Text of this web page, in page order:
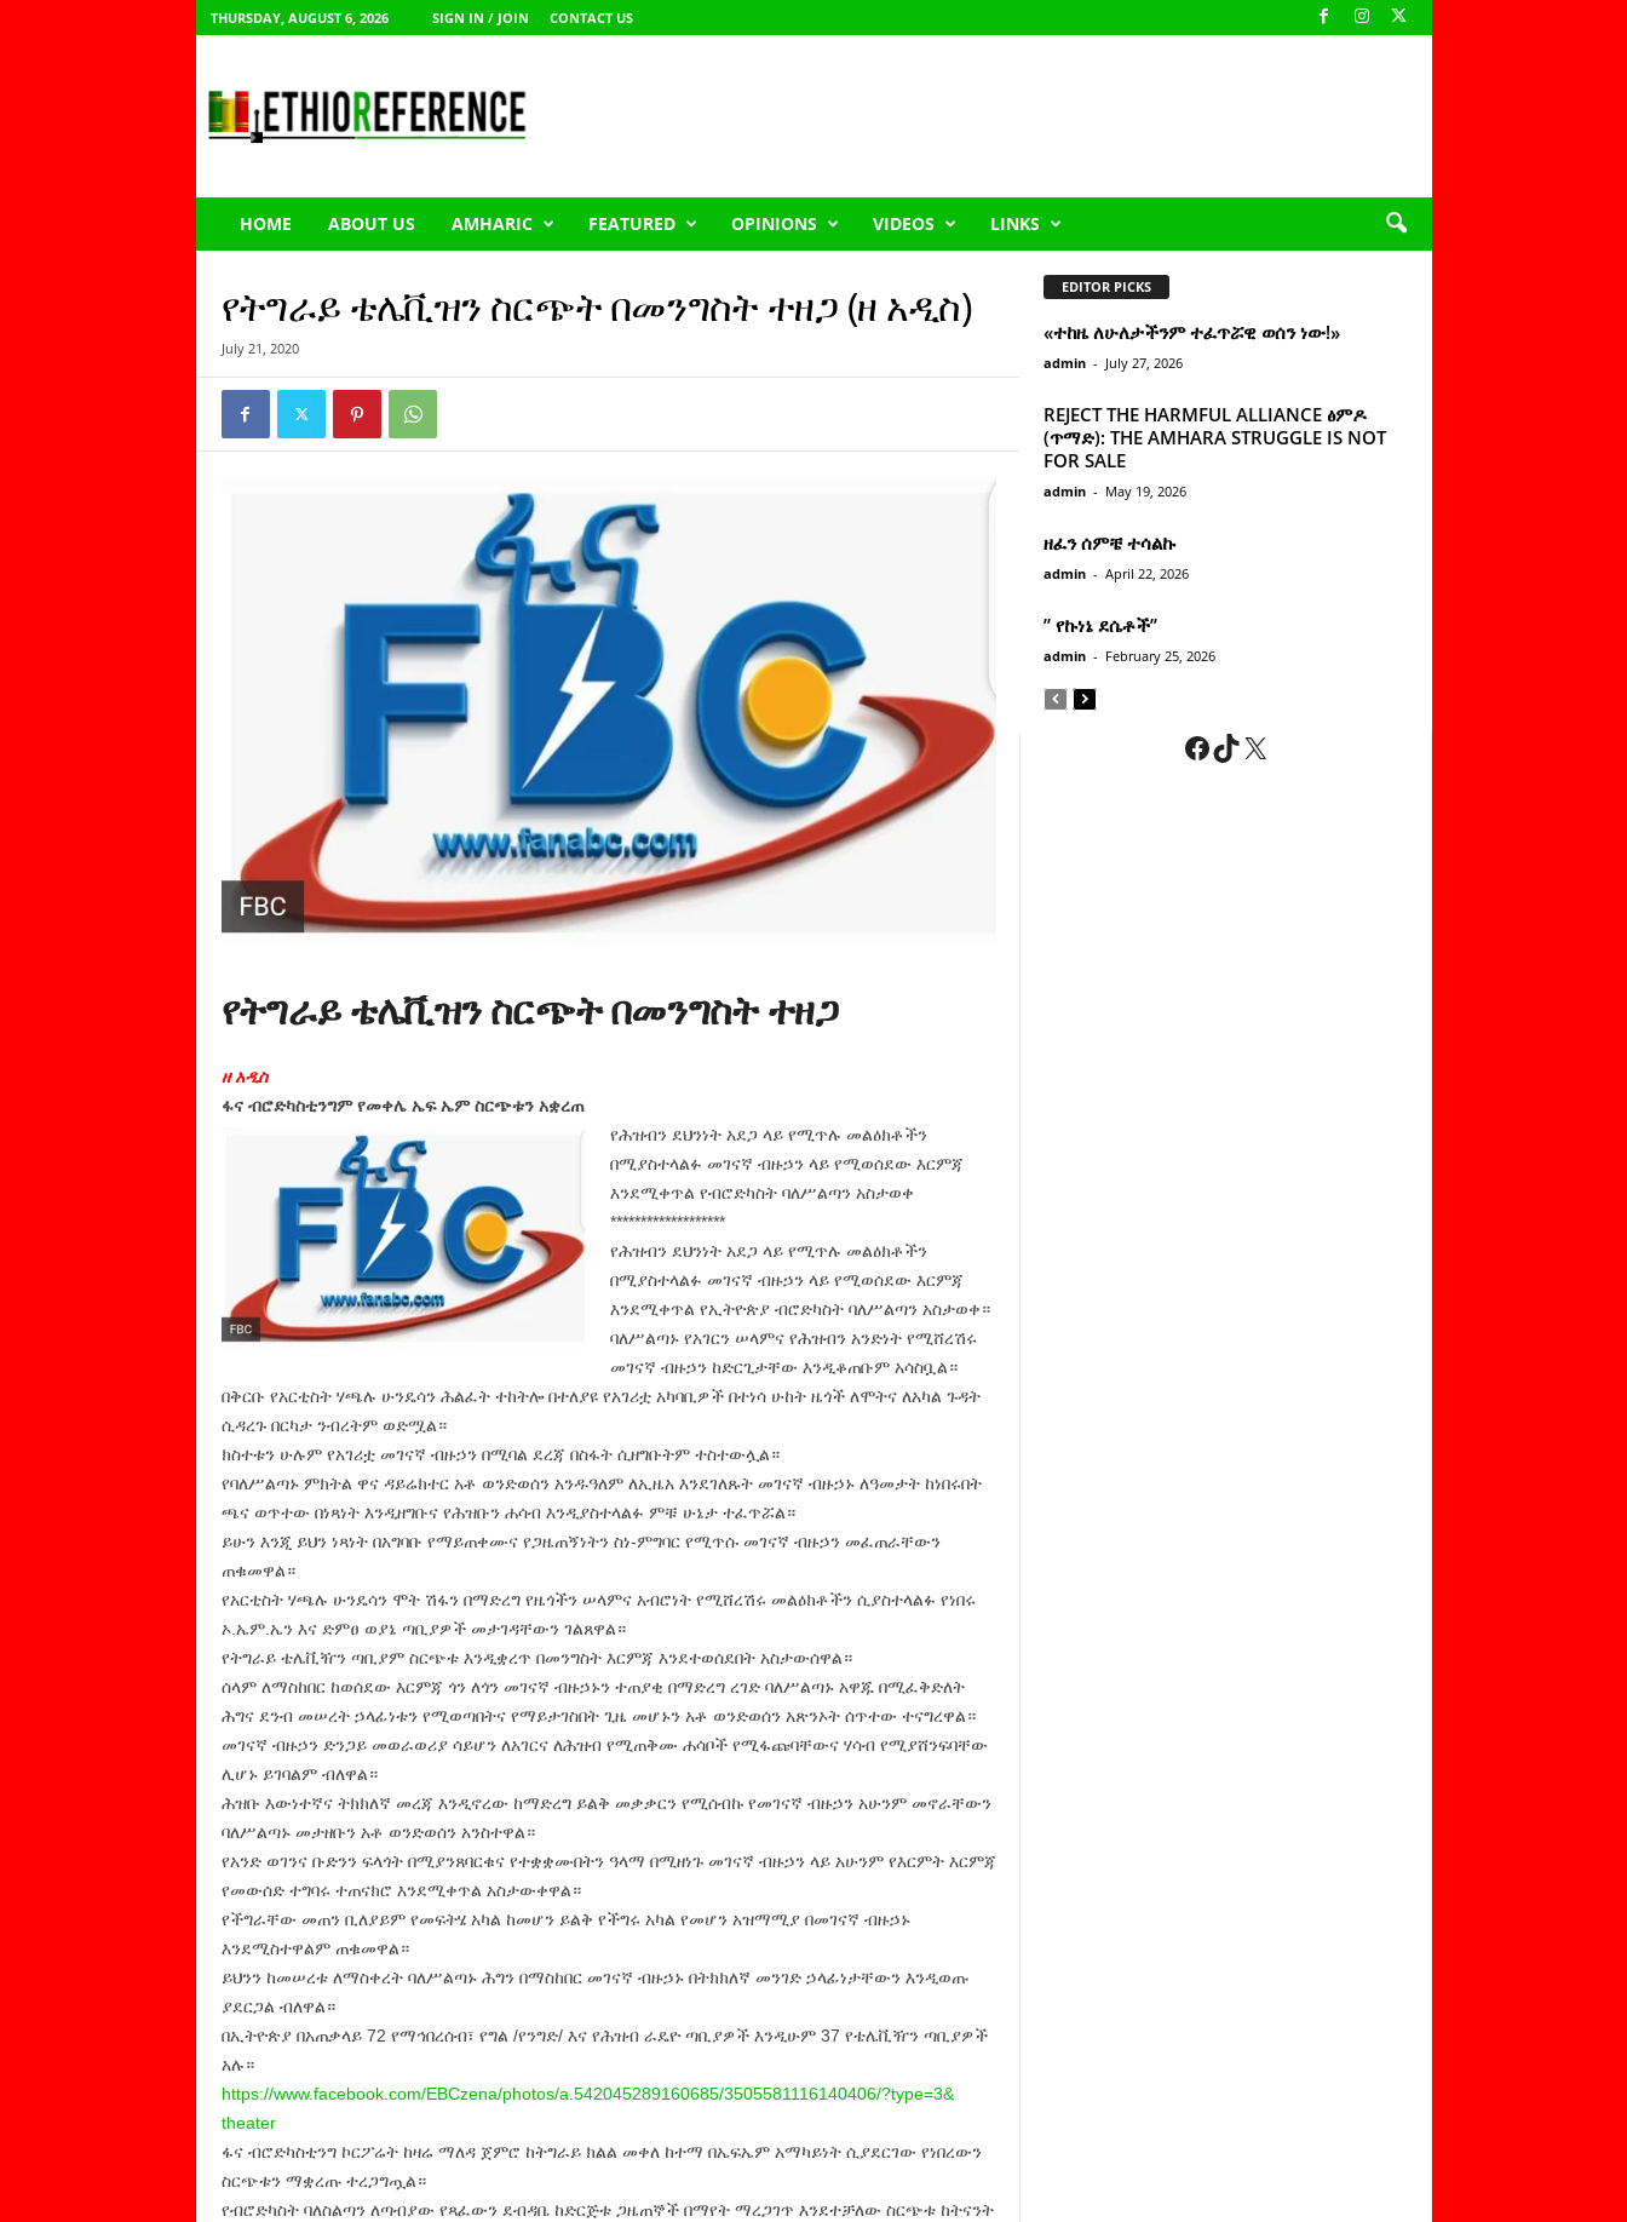
THURSDAY, AUGUST 6, 2026 SIGN IN / JOIN CONTACT US
h
HOME ABOUT US AMHARIC FEATURED OPINIONS VIDEOS LINKS
የትግራይ ቴሌቪዝን ስርጭት በመንግስት ተዘጋ (ዘ አዲስ)
July 21, 2020
የትግራይ ቴሌቪዝን ስርጭት በመንግስት ተዘጋ
ዘ አዲስ
ፋና ብሮድካስቲንግም የመቀሌ ኤፍ ኤም ስርጭቱን አቋረጠ
የሕዝብን ደህንነት አደጋ ላይ የሚጥሉ መልዕክቶችን
በሚያስተላልፉ መገናኛ ብዙኃን ላይ የሚወሰደው እርምጃ
እንደሚቀጥል የብሮድካስት ባለሥልጣን አስታወቀ
*******************
የሕዝብን ደህንነት አደጋ ላይ የሚጥሉ መልዕክቶችን
በሚያስተላልፉ መገናኛ ብዙኃን ላይ የሚወሰደው እርምጃ
እንደሚቀጥል የኢትዮጵያ ብሮድካስት ባለሥልጣን አስታወቀ።
ባለሥልጣኑ የአገርን ሠላምና የሕዝብን አንድነት የሚሸረሽሩ
መገናኛ ብዙኃን ከድርጊታቸው እንዲቆጠቡም አሳስቧል።
በቅርቡ የአርቲስት ሃጫሉ ሁንዴሳን ሕልፈት ተከትሎ በተለያዩ የአገሪቷ አካባቢዎች በተነሳ ሁከት ዜጎች ለሞትና ለአካል ጉዳት
ሲዳረጉ በርካታ ንብረትም ወድሟል።
ክስተቱን ሁሉም የአገሪቷ መገናኛ ብዙኃን በሚባል ደረጃ በስፋት ሲዘግቡትም ተስተውሏል።
የባለሥልጣኑ ምክትል ዋና ዳይሬክተር አቶ ወንድወሰን አንዱዓለም ለኢዜአ እንደገለጹት መገናኛ ብዙኃኑ ለዓመታት ከነበሩበት
ጫና ወጥተው በነጻነት እንዲዘግቡና የሕዝቡን ሐሳብ እንዲያስተላልፉ ምቹ ሁኔታ ተፈጥሯል።
ይሁን እንጂ ይህን ነጻነት በአግባቡ የማይጠቀሙና የጋዜጠኝነትን ስነ-ምግባር የሚጥሱ መገናኛ ብዙኃን መፈጠራቸውን
ጠቁመዋል።
የአርቲስት ሃጫሉ ሁንዴሳን ሞት ሽፋን በማድረግ የዜጎችን ሠላምና አብሮነት የሚሸረሽሩ መልዕክቶችን ሲያስተላልፉ የነበሩ
ኦ.ኤም.ኤን እና ድምፀ ወያኔ ጣቢያዎች መታገዳቸውን ገልጸዋል።
የትግራይ ቴሌቪዥን ጣቢያም ስርጭቱ እንዲቋረጥ በመንግስት እርምጃ እንደተወሰደበት አስታውሰዋል።
ሰላም ለማስከበር ከወሰደው እርምጃ ጎን ለጎን መገናኛ ብዙኃኑን ተጠያቂ በማድረግ ረገድ ባለሥልጣኑ አዋጁ በሚፈቅድለት
ሕግና ደንብ መሠረት ኃላፊነቱን የሚወጣበትና የማይታገስበት ጊዜ መሆኑን አቶ ወንድወሰን አጽንኦት ሰጥተው ተናግረዋል።
መገናኛ ብዙኃን ድንጋይ መወራወሪያ ሳይሆን ለአገርና ለሕዝብ የሚጠቅሙ ሐሳቦች የሚፋጩባቸውና ሃሳብ የሚያሸንፍባቸው
ሊሆኑ ይገባልም ብለዋል።
ሕዝቡ እውነተኛና ትክክለኛ መረጃ እንዲኖረው ከማድረግ ይልቅ መቃቃርን የሚሰብኩ የመገናኛ ብዙኃን አሁንም መኖራቸውን
ባለሥልጣኑ መታዘቡን አቶ ወንድወሰን አንስተዋል።
የአንድ ወገንና ቡድንን ፍላጎት በሚያንጸባርቁና የተቋቋሙበትን ዓላማ በሚዘነጉ መገናኛ ብዙኃን ላይ አሁንም የእርምት እርምጃ
የመውሰድ ተግባሩ ተጠናክሮ እንደሚቀጥል አስታውቀዋል።
የችግራቸው መጠን ቢለያይም የመፍትሄ አካል ከመሆን ይልቅ የችግሩ አካል የመሆን አዝማሚያ በመገናኛ ብዙኃኑ
እንደሚስተዋልም ጠቁመዋል።
ይህንን ከመሠረቱ ለማስቀረት ባለሥልጣኑ ሕግን በማስከበር መገናኛ ብዙኃኑ በትክክለኛ መንገድ ኃላፊነታቸውን እንዲወጡ
ያደርጋል ብለዋል።
በኢትዮጵያ በአጠቃላይ 72 የማኅበረሰብ፣ የግል /የንግድ/ እና የሕዝብ ራዴዮ ጣቢያዎች እንዲሁም 37 የቴሌቪዥን ጣቢያዎች
አሉ።
https://www.facebook.com/EBCzena/photos/a. 542045289160685/3505581116140406/?type=3&
theater
ፋና ብሮድካስቲንግ ኮርፖሬት ከዛሬ ማለዳ ጀምሮ ከትግራይ ክልል መቀለ ከተማ በኤፍኤም አማካይነት ሲያደርገው የነበረውን
ስርጭቱን ማቋረጡ ተረጋግጧል።
የብሮድካስት ባለስልጣን ለጣብያው የጻፈውን ደብዳቤ ከድርጅቱ ጋዜጠኞች በማየት ማረጋገጥ እንደተቻለው ስርጭቱ ከትናንት
EDITOR PICKS
«ተከዜ ለሁለታችንም ተፈጥሯዊ ወሰን ነው!»
admin - July 27, 2026
REJECT THE HARMFUL ALLIANCE ፅምዶ
(ጥማድ): THE AMHARA STRUGGLE IS NOT
FOR SALE
admin - May 19, 2026
ዘፈን ሰምቼ ተሳልኩ
admin - April 22, 2026
” የኩነኔ ደሴቶች’’
admin - February 25, 2026
Facebook
TikTok
X